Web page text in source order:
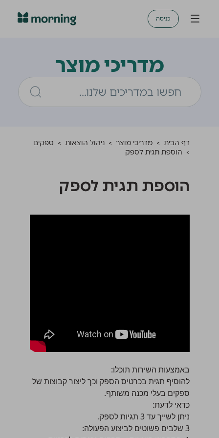
כניסה
מדריכי מוצר
דף הבית > מדריכי מוצר > ניהול הוצאות > ספקים
> הוספת תגית לספק
הוספת תגית לספק
באמצעות השירות תוכלו:
להוסיף תגית בכרטיס הספק וכך ליצור קבוצות של
ספקים בעלי מכנה משותף.
כדאי לדעת:
ניתן לשייך עד 3 תגיות לספק.
3 שלבים פשוטים לביצוע הפעולה: